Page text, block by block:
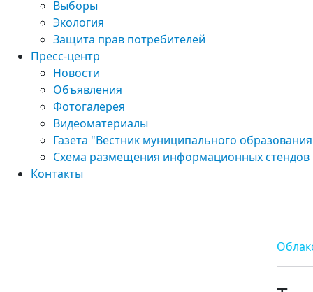
Выборы
Экология
Защита прав потребителей
Пресс-центр
Новости
Объявления
Фотогалерея
Видеоматериалы
Газета "Вестник муниципального
Схема размещения информационных стендов
Контакты